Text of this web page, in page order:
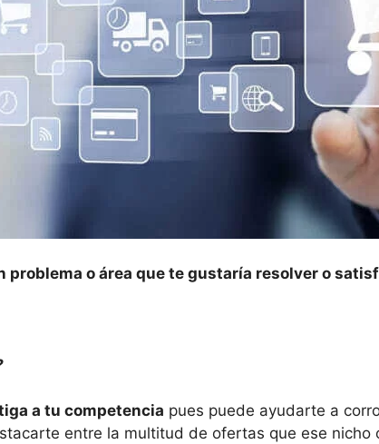
problema o área que te gustaría resolver o
a tu competencia pues puede ayudarte a
entre la multitud de ofertas que ese nicho